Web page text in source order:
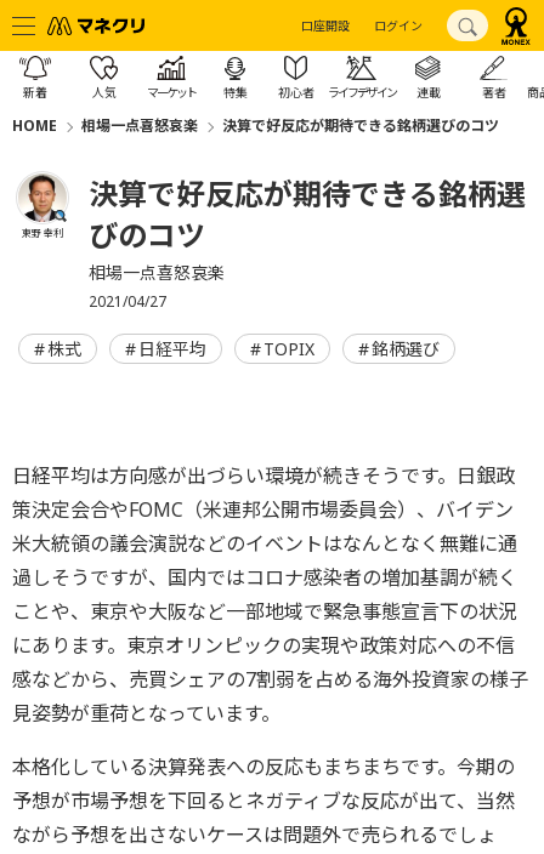
口座開設 ログイン
新着 人気 マーケット 特集 初心者 ライフデザイン 連載 著者 商
HOME 相場一点喜怒哀楽 決算で好反応が期待できる銘柄選びのコツ
東野 幸利
決算で好反応が期待できる銘柄選
びのコツ
相場一点喜怒哀楽
2021/04/27
株式 日経平均 TOPIX 銘柄選び
日経平均は方向感が出づらい環境が続きそうです。日銀政
策決定会合やFOMC（米連邦公開市場委員会）、バイデン
米大統領の議会演説などのイベントはなんとなく無難に通
過しそうですが、国内ではコロナ感染者の増加基調が続く
ことや、東京や大阪など一部地域で緊急事態宣言下の状況
にあります。東京オリンピックの実現や政策対応への不信
感などから、売買シェアの7割弱を占める海外投資家の様子
見姿勢が重荷となっています。
本格化している決算発表への反応もまちまちです。今期の
予想が市場予想を下回るとネガティブな反応が出て、当然
ながら予想を出さないケースは問題外で売られるでしょ